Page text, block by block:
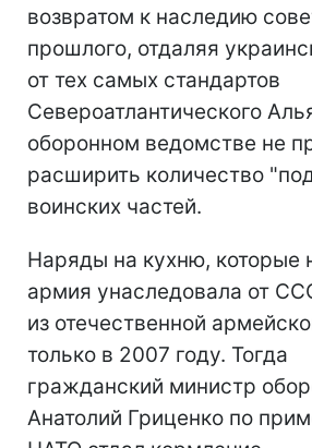
возвратом к наследию
прошлого, отдаляя
от тех самых стандартов
Североатлантического
оборонном ведомстве не
расширить количество
воинских частей.
Наряды на кухню, которые
армия унаследовала от
из отечественной
только в 2007 году. Тогда
гражданский министр
Анатолий Гриценко по